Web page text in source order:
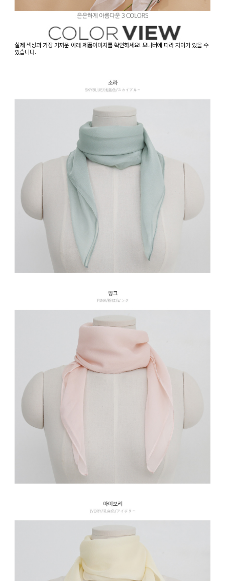
실제 색상과 가장 가까운 아래 제품이미지를 확인하세요! 모니터에 따라 차이가 있을 수
있습니다.